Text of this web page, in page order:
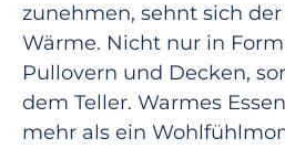
zunehmen, sehnt sich
Wärme. Nicht nur in
Pullovern und Decken,
dem Teller. Warmes
mehr als ein